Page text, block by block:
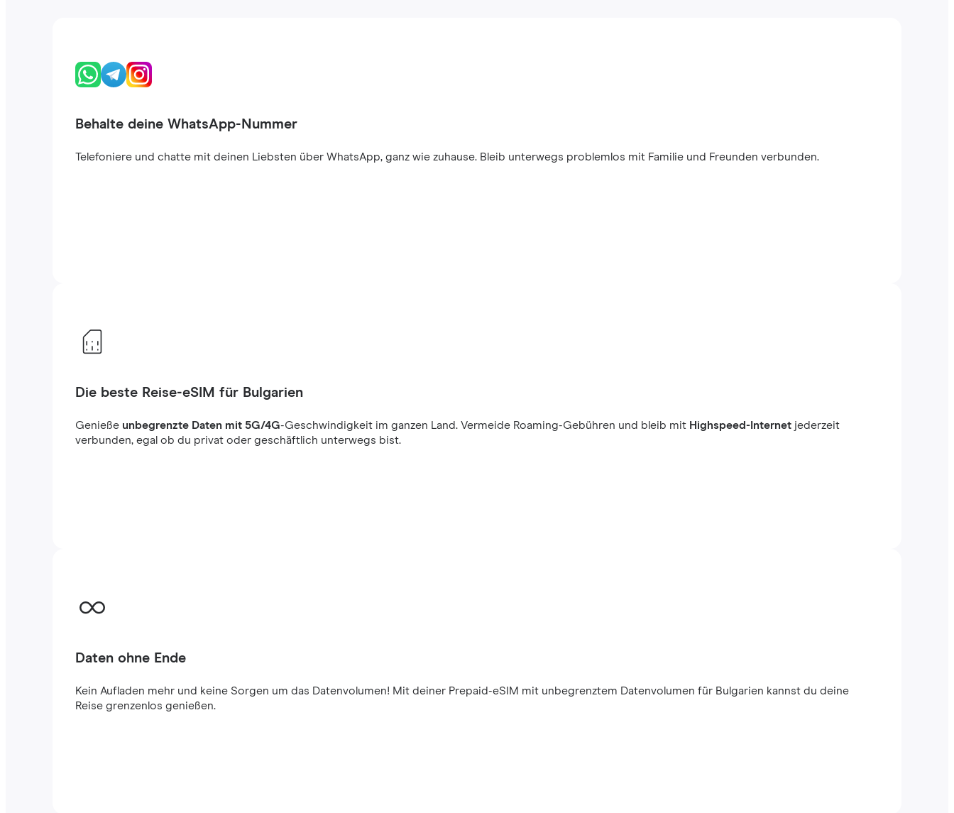
Behalte deine WhatsApp-Nummer
Telefoniere und chatte mit deinen Liebsten über WhatsApp, ganz wie zuhause. Bleib unterwegs problemlos mit Familie und Freunden verbunden.
Die beste Reise-eSIM für Bulgarien
Genieße unbegrenzte Daten mit 5G/4G-Geschwindigkeit im ganzen Land. Vermeide Roaming-Gebühren und bleib mit Highspeed-Internet jederzeit
verbunden, egal ob du privat oder geschäftlich unterwegs bist.
Daten ohne Ende
Kein Aufladen mehr und keine Sorgen um das Datenvolumen! Mit deiner Prepaid-eSIM mit unbegrenztem Datenvolumen für Bulgarien kannst du deine
Reise grenzenlos genießen.